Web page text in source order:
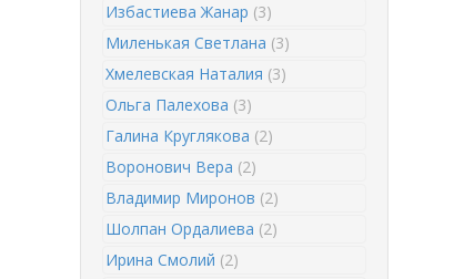
Избастиева Жанар (3)
Миленькая Светлана (3)
Хмелевская Наталия (3)
Ольга Палехова (3)
Галина Круглякова (2)
Воронович Вера (2)
Владимир Миронов (2)
Шолпан Ордалиева (2)
Ирина Смолий (2)